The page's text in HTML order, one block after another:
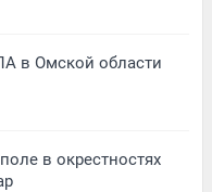
в Омской области
в окрестностях